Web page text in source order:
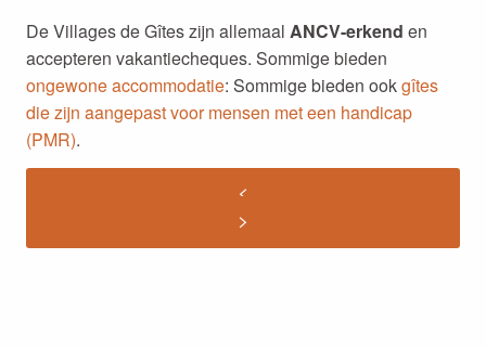
De Villages de Gîtes zijn allemaal ANCV-erkend en
accepteren vakantiecheques. Sommige bieden
ongewone accommodatie: Sommige bieden ookgîtes
die zijn aangepast voor mensen met een handicap
(PMR).